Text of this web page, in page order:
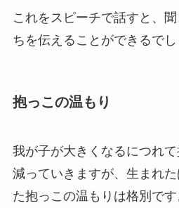
これをスピーチで話すと、
ちを伝えることができるでし
抱っこの温もり
我が子が大きくなるにつれ
減っていきますが、生まれ
た抱っこの温もりは格別です